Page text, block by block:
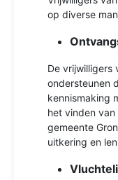
op diverse
De vrijwilligers
ondersteunen
kennismaking
het vinden
gemeente
uitkering en